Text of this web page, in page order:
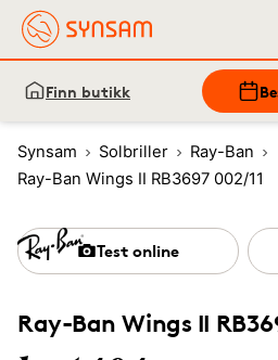
Finn butikk
Synsam Solbriller
Ray-Ban
Ray-Ban Wings II RB3697 002/11
Ray-Ban Wings II
Test online